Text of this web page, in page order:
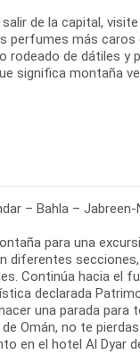
de la capital,
perfumes más caros
rodeado de dátiles y
significa montaña
– Bahla – Jabreen-
para una
diferentes
Continúa hacia el
declarada
una parada
Omán, no te
en el hotel Al Dyar